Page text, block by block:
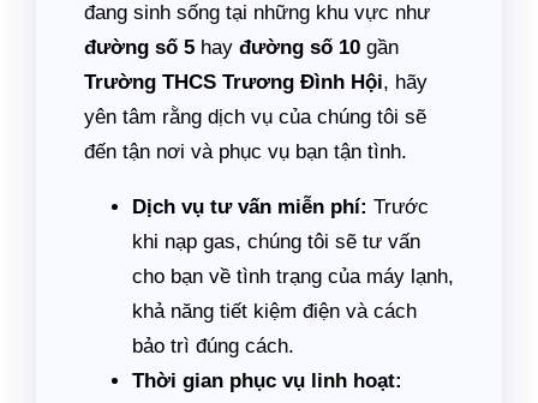
đang sinh sống tại những khu vực như
đường số 5 hay đường số 10 gần
Trường THCS Trương Đình Hội, hãy
yên tâm rằng dịch vụ của chúng tôi sẽ
đến tận nơi và phục vụ bạn tận tình.
Dịch vụ tư vấn miễn phí: Trước
khi nạp gas, chúng tôi sẽ tư vấn
cho bạn về tình trạng của máy lạnh,
khả năng tiết kiệm điện và cách
bảo trì đúng cách.
Thời gian phục vụ linh hoạt: